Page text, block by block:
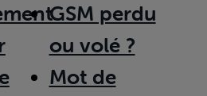
GSM perdu
ou volé ?
Mot de